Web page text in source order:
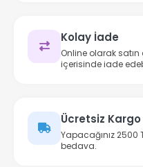
Kolay İade
Online olarak satın
içerisinde iade
Ücretsiz Kargo
Yapacağınız 2500
bedava.